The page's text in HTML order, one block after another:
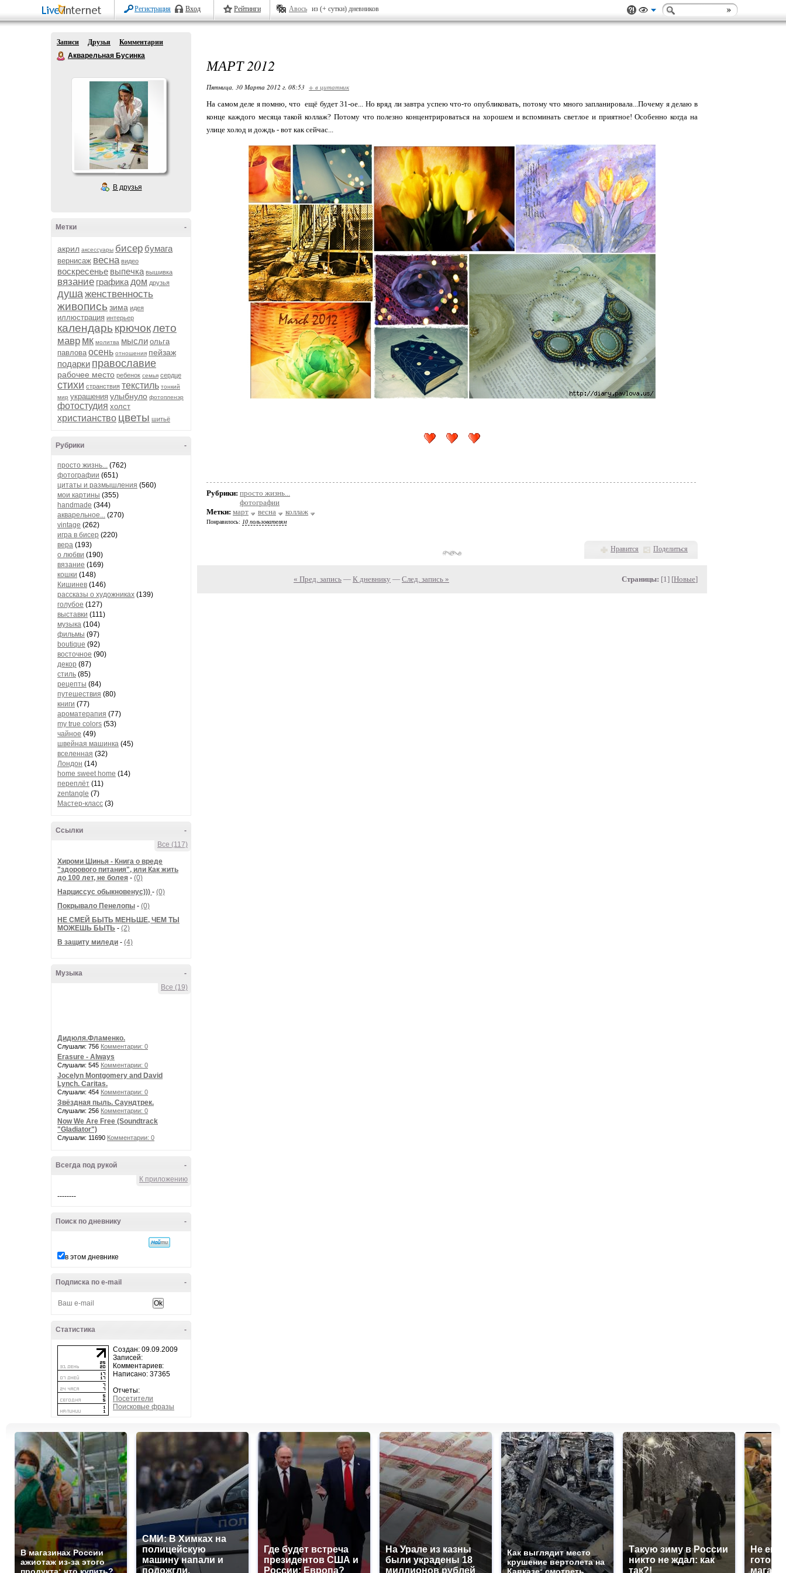
Регистрация Вход Рейтинги Авось из (+ сутки) дневников
Записи Друзья
Комментарии
Акварельная Бусинка
В друзья
-
Метки
акрил аксессуары бисер бумага
вернисаж весна видео
воскресенье выпечка вышивка
вязание графика дом друзья
душаженственность
живопись зима идея
иллюстрация интерьер
календарь крючоклето
мавр мк молитва мысли ольга
павлова осень отношения пейзаж
подарки православие
рабочее место ребенок семья сердце
стихи странствия текстиль тонкий
мир украшения улыбнуло фотопленэр
фотостудия холст
христианство цветы шитьё
-
Рубрики
просто жизнь... (762)
фотографии (651)
цитаты и размышления (560)
мои картины (355)
handmade (344)
акварельное... (270)
vintage (262)
игра в бисер (220)
вера (193)
о любви (190)
вязание (169)
кошки (148)
Кишинев (146)
рассказы о художниках (139)
голубое (127)
выставки (111)
музыка (104)
фильмы (97)
boutique (92)
восточное (90)
декор (87)
стиль (85)
рецепты (84)
путешествия (80)
книги (77)
ароматерапия (77)
my true colors (53)
чайное (49)
швейная машинка (45)
вселенная (32)
Лондон (14)
home sweet home (14)
переплёт (11)
zentangle (7)
Мастер-класс (3)
-
Ссылки
Все (117)
Хироми Шинья - Книга о вреде
"здорового питания", или Как жить
до 100 лет, не болея - (0)
Нарциссус обыкновенус))) - (0)
Покрывало Пенелопы - (0)
НЕ СМЕЙ БЫТЬ МЕНЬШЕ, ЧЕМ ТЫ
МОЖЕШЬ БЫТЬ - (2)
В защиту миледи - (4)
-
Музыка
Все (19)
Дидюля.Фламенко.
Слушали: 756 Комментарии: 0
Erasure - Always
Слушали: 545 Комментарии: 0
Jocelyn Montgomery and David
Lynch. Caritas.
Слушали: 454 Комментарии: 0
Звёздная пыль. Саундтрек.
Слушали: 256 Комментарии: 0
Now We Are Free (Soundtrack
"Gladiator")
Слушали: 11690 Комментарии: 0
-
Всегда под рукой
К приложению
--------
-
Поиск по дневнику
в этом дневнике
-
Подписка по e-mail
-
Статистика
Создан: 09.09.2009
Записей:
Комментариев:
Написано: 37365
Отчеты:
Посетители
Поисковые фразы
МАРТ 2012
Пятница, 30 Марта 2012 г. 08:53 + в цитатник
На самом деле я помню, что ещё будет 31-ое... Но вряд ли завтра успею что-то опубликовать, потому что много запланировала...Почему я делаю в
конце каждого месяца такой коллаж? Потому что полезно концентрироваться на хорошем и вспоминать светлое и приятное! Особенно когда на
улице холод и дождь - вот как сейчас...
Рубрики: просто жизнь...
фотографии
Метки: март весна коллаж
Понравилось: 10 пользователям
Нравится Поделиться
« Пред. запись — К дневнику — След. запись » Страницы: [1] [Новые]
В магазинах России
ажиотаж из-за этого
СМИ: В Химках на
полицейскую
машину напали и
подожгли.
Где будет встреча
президентов США и
России: Европа?
На Урале из казны
были украдены 18
миллионов рублей
Как выглядит место
крушение вертолета на
Такую зиму в России
никто не ждал: как
так?!
Не